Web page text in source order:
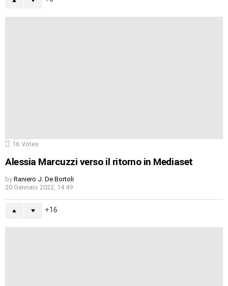
16 Votes
Alessia Marcuzzi verso il ritorno in Mediaset
by Raniero J. De Bortoli
20 Gennaio 2022, 14:49
16